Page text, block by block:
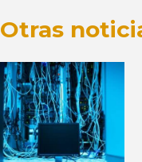
Otras